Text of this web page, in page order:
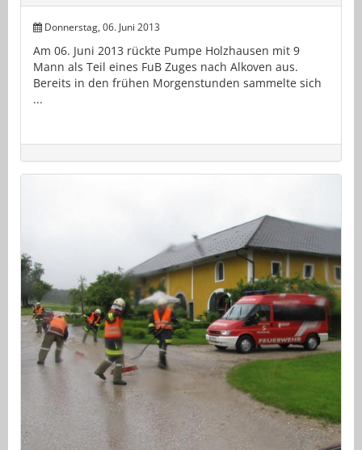
Donnerstag, 06. Juni 2013
Am 06. Juni 2013 rückte Pumpe Holzhausen mit 9
Mann als Teil eines FuB Zuges nach Alkoven aus.
Bereits in den frühen Morgenstunden sammelte sich
...